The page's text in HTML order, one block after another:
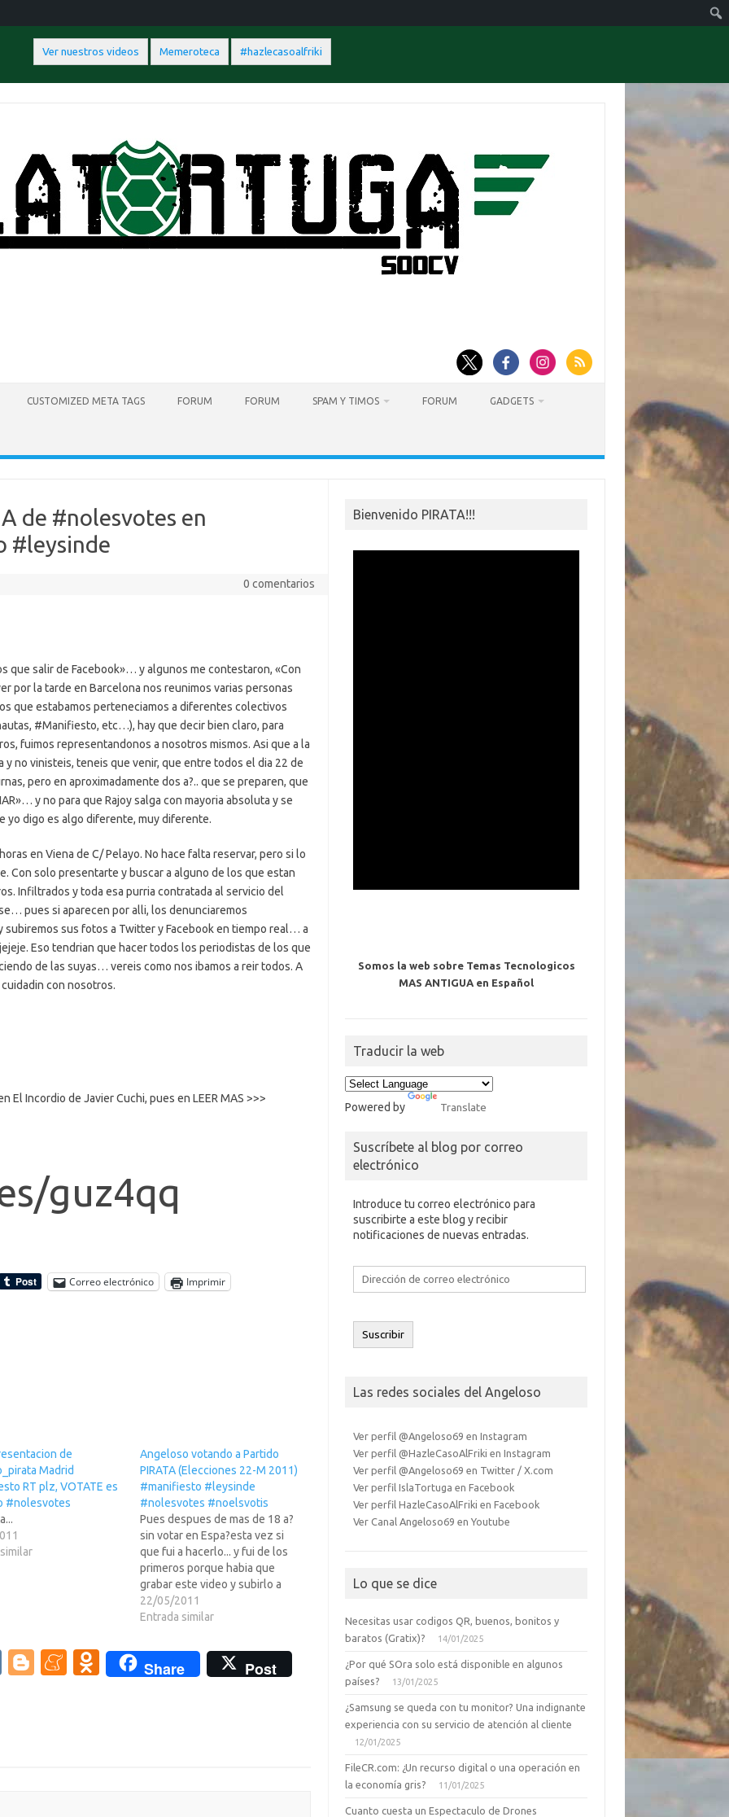
Ver nuestros videos Memeroteca #hazlecasoalfriki
CUSTOMIZED META TAGS FORUM FORUM SPAM Y TIMOS FORUM GADGETS
de #nolesvotes en
#leysinde
0 comentarios
que salir de Facebook»… y algunos me contestaron, «Con
por la tarde en Barcelona nos reunimos varias personas
que estabamos perteneciamos a diferentes colectivos
#Manifiesto, etc…), hay que decir bien claro, para
fuimos representandonos a nosotros mismos. Asi que a la
y no vinisteis, teneis que venir, que entre todos el dia 22 de
pero en aproximadamente dos a?.. que se preparen, que
y no para que Rajoy salga con mayoria absoluta y se
yo digo es algo diferente, muy diferente.
en Viena de C/ Pelayo. No hace falta reservar, pero si lo
Con solo presentarte y buscar a alguno de los que estan
Infiltrados y toda esa purria contratada al servicio del
pues si aparecen por alli, los denunciaremos
subiremos sus fotos a Twitter y Facebook en tiempo real… a
Eso tendrian que hacer todos los periodistas de los que
de las suyas… vereis como nos ibamos a reir todos. A
cuidadin con nosotros.
Incordio de Javier Cuchi, pues en LEER MAS >>>
guz4qq
Correo electrónico Imprimir
de
Madrid
RT plz, VOTATE es
#nolesvotes
Angeloso votando a Partido
PIRATA (Elecciones 22-M 2011)
#manifiesto #leysinde
#nolesvotes #noelsvotis
Pues despues de mas de 18 a?
sin votar en Espa?esta vez si
que fui a hacerlo... y fui de los
primeros porque habia que
grabar este video y subirlo a
YouTube para instruiros de lo
que teneis que hacer si quereis
logico, el video…
22/05/2011
Entrada similar
V
Bl
M O
Share
Post
Bienvenido PIRATA!!!
Somos la web sobre Temas Tecnologicos
MAS ANTIGUA en Español
Traducir la web
Powered by Translate
Suscríbete al blog por correo
electrónico
Introduce tu correo electrónico para
suscribirte a este blog y recibir
notificaciones de nuevas entradas.
Dirección
electrónico
Suscribir
Las redes sociales del Angeloso
Ver perfil @Angeloso69 en Instagram
Ver perfil @HazleCasoAlFriki en Instagram
Ver perfil @Angeloso69 en Twitter / X.com
Ver perfil IslaTortuga en Facebook
Ver perfil HazleCasoAlFriki en Facebook
Ver Canal Angeloso69 en Youtube
Lo que se dice
Necesitas usar codigos QR, buenos, bonitos y
baratos (Gratix)?
14/01/2025
¿Por qué SOra solo está disponible en algunos
países?
13/01/2025
¿Samsung se queda con tu monitor? Una indignante
experiencia con su servicio de atención al cliente
12/01/2025
FileCR.com: ¿Un recurso digital o una operación en
la economía gris?
11/01/2025
Cuanto cuesta un Espectaculo de Drones